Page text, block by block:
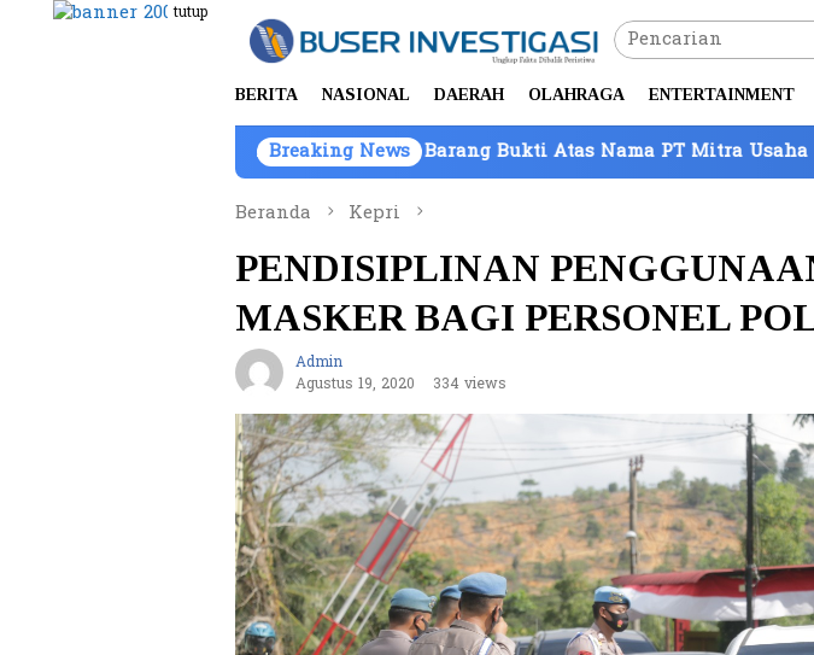
Loncat
tutup
BERITA NASIONAL DAERAH OLAHRAGA ENTERTAINMENT
Breaking News
Kendaraan Barang Bukti Atas Nama PT Mitra Usaha Properti
Beranda
Kepri
PENDISIPLINAN
MASKER BAGI PERSONEL
Admin
Agustus 19, 2020
334 views